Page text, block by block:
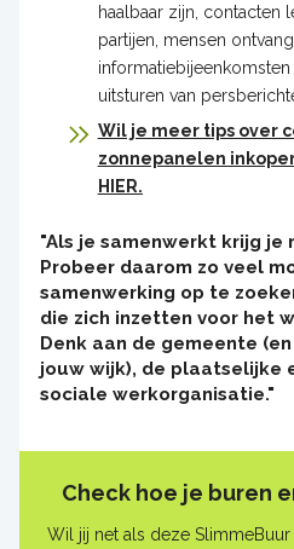
haalbaar zijn, contacten
partijen, mensen
uitsturen van
Wil je meer tips over
zonnepanelen
HIER.
"Als je samenwerkt krijg je
Probeer daarom zo veel
samenwerking op te
die zich inzetten voor het
Denk aan de gemeente
jouw wijk), de plaatselijke
sociale werkorganisatie."
Check hoe je buren
Wil jij net als deze